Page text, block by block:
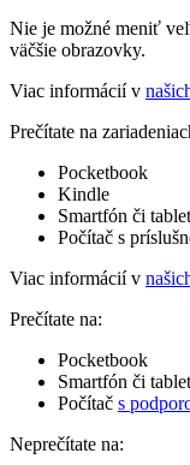
Nie je možné meniť
väčšie obrazovky.
Viac informácií v
Prečítate na
Pocketbook
Kindle
Smartfón či
Počítač s
Viac informácií v
Prečítate na:
Pocketbook
Smartfón či tablet
Počítač s
Neprečítate na: